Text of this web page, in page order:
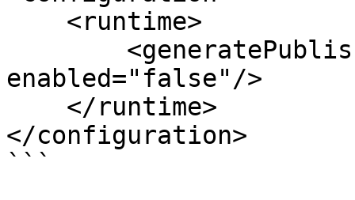
enabled="false"/>
</configuration>
```